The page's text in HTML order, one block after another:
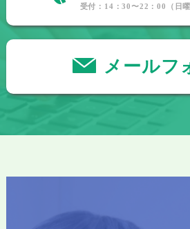
受付：14：30〜22：00（⽇曜
メールフ